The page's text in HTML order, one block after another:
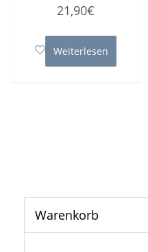
mit
5
21,90€
Weiterlesen
Warenkorb